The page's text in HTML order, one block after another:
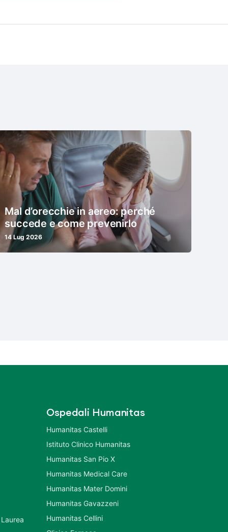
Mal d’orecchie in aereo: perché
succede e come prevenirlo
14 Lug 2026
Ospedali Humanitas
Humanitas Castelli
Istituto Clinico Humanitas
Humanitas San Pio X
Humanitas Medical Care
Humanitas Mater Domini
Humanitas Gavazzeni
Humanitas Cellini